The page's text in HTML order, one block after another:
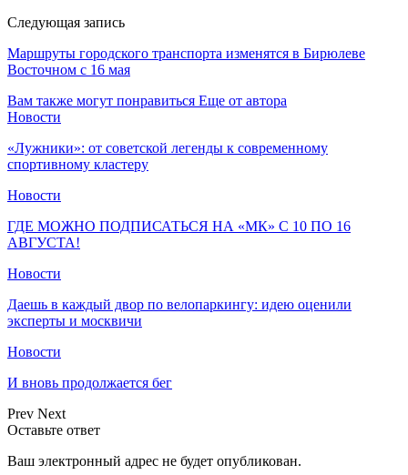
Следующая запись
Маршруты городского транспорта изменятся в Бирюлеве
Восточном с 16 мая
Вам также могут понравиться Еще от автора
Новости
«Лужники»: от советской легенды к современному
спортивному кластеру
Новости
ГДЕ МОЖНО ПОДПИСАТЬСЯ НА «МК» С 10 ПО 16
АВГУСТА!
Новости
Даешь в каждый двор по велопаркингу: идею оценили
эксперты и москвичи
Новости
И вновь продолжается бег
Prev Next
Оставьте ответ
Ваш электронный адрес не будет опубликован.